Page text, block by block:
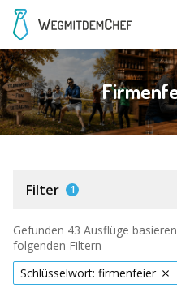
Filter 1
Gefunden 43 Ausflüge
folgenden Filtern
Schlüsselwort: firmenfeier